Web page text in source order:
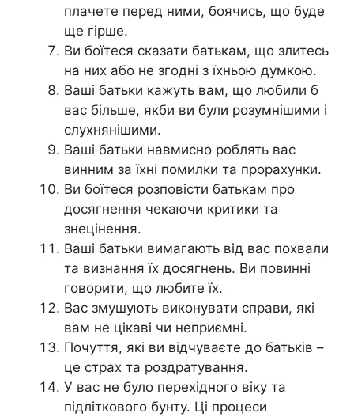
плачете перед ними, боячись, що буде
ще гірше.
Ви боїтеся сказати батькам, що злитесь
на них або не згодні з їхньою думкою.
Ваші батьки кажуть вам, що любили б
вас більше, якби ви були розумнішими і
слухнянішими.
Ваші батьки навмисно роблять вас
винним за їхні помилки та прорахунки.
Ви боїтеся розповісти батькам про
досягнення чекаючи критики та
знецінення.
Ваші батьки вимагають від вас похвали
та визнання їх досягнень. Ви повинні
говорити, що любите їх.
Вас змушують виконувати справи, які
вам не цікаві чи неприємні.
Почуття, які ви відчуваєте до батьків –
це страх та роздратування.
У вас не було перехідного віку та
підліткового бунту. Ці процеси